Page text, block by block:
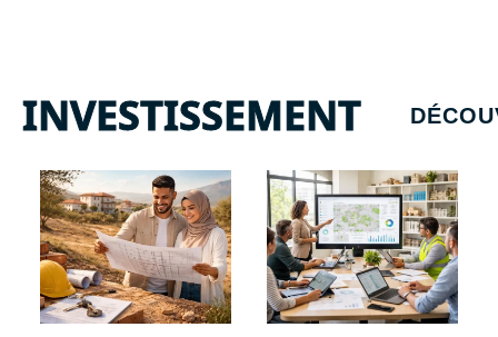
INVESTISSEMENT